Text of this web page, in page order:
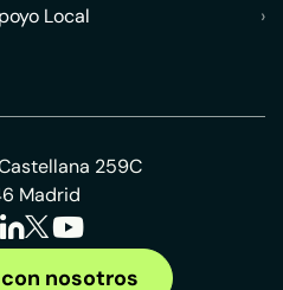
Local
›
259C
Madrid
nosotros